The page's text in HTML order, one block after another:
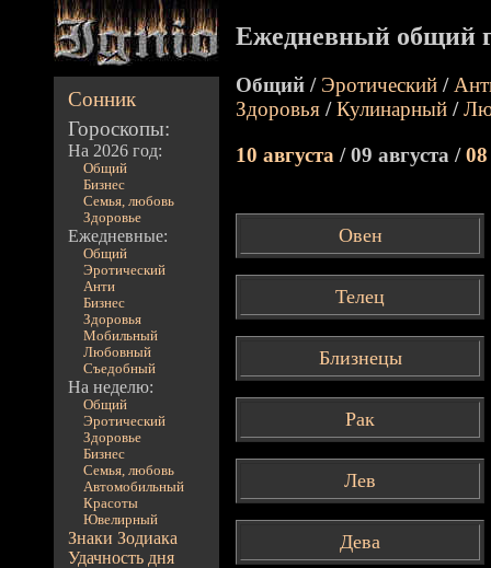
Сонник
Гороскопы:
На 2026 год:
Общий
Бизнес
Семья, любовь
Здоровье
Ежедневные:
Общий
Эротический
Анти
Бизнес
Здоровья
Мобильный
Любовный
Съедобный
На неделю:
Общий
Эротический
Здоровье
Бизнес
Семья, любовь
Автомобильный
Красоты
Ювелирный
Знаки Зодиака
Удачность дня
Ежедневный общий
Общий / Эротический /
Здоровья /Кулинарный /
10 августа / 09 августа /
Овен
Телец
Близнецы
Рак
Лев
Дева